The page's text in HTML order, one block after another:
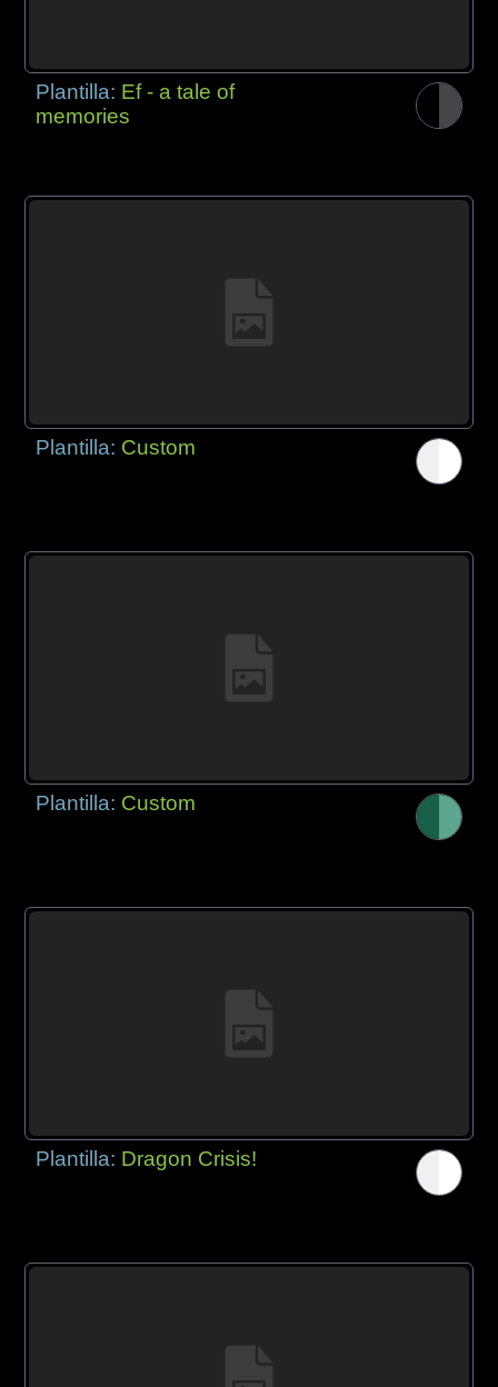
Plantilla: Ef - a tale of
memories
Plantilla: Custom
Plantilla: Custom
Plantilla: Dragon Crisis!